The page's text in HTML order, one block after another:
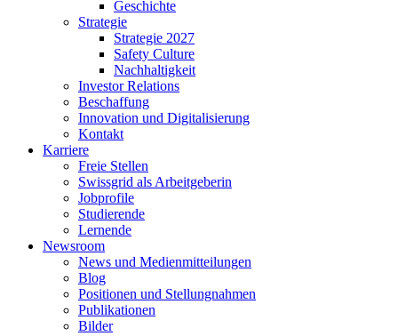
Geschichte
Strategie
Strategie 2027
Safety Culture
Nachhaltigkeit
Investor Relations
Beschaffung
Innovation und Digitalisierung
Kontakt
Karriere
Freie Stellen
Swissgrid als Arbeitgeberin
Jobprofile
Studierende
Lernende
Newsroom
News und Medienmitteilungen
Blog
Positionen und Stellungnahmen
Publikationen
Bilder